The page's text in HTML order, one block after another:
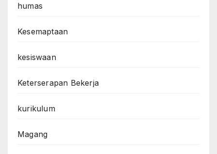
humas
Kesemaptaan
kesiswaan
Keterserapan Bekerja
kurikulum
Magang